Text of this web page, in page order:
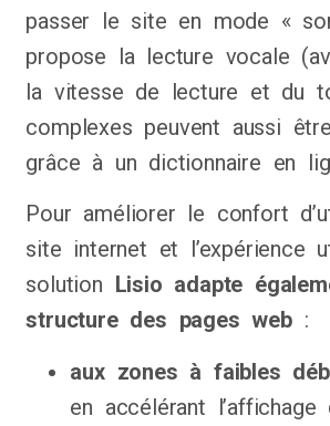
passer le site en mode «
propose la lecture vocale
la vitesse de lecture et du
complexes peuvent aussi
grâce à un dictionnaire en
Pour améliorer le confort
site internet et l’expérience
solution Lisio adapte
structure des pages web:
aux zones à faibles
en accélérant l’affichage